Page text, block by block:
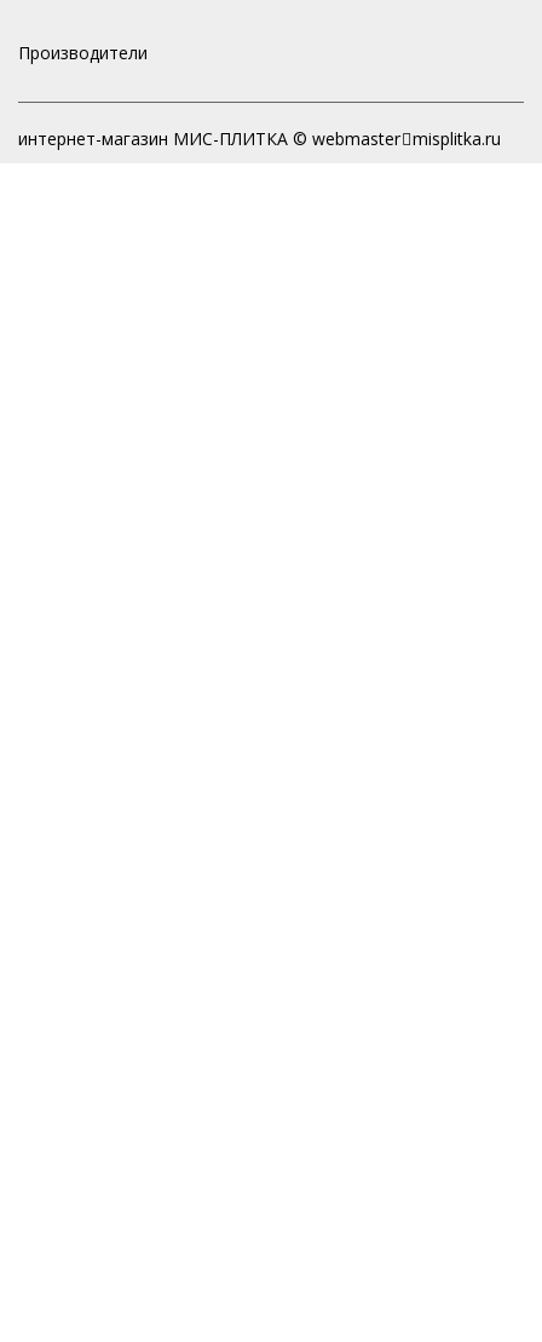
Производители
интернет-магазин МИС-ПЛИТКА © webmaster misplitka.ru